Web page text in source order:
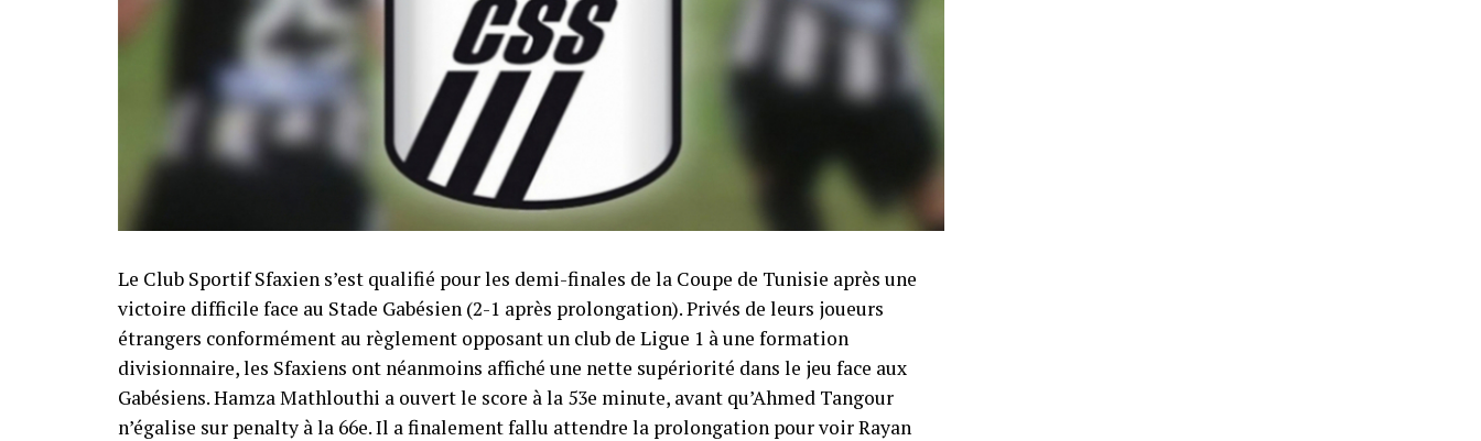
Le Club Sportif Sfaxien s’est qualifié pour les demi-finales de la Coupe de Tunisie après une
victoire difficile face au Stade Gabésien (2-1 après prolongation). Privés de leurs joueurs
étrangers conformément au règlement opposant un club de Ligue 1 à une formation
divisionnaire, les Sfaxiens ont néanmoins affiché une nette supériorité dans le jeu face aux
Gabésiens. Hamza Mathlouthi a ouvert le score à la 53e minute, avant qu’Ahmed Tangour
n’égalise sur penalty à la 66e. Il a finalement fallu attendre la prolongation pour voir Rayan